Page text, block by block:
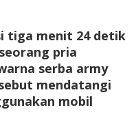
tiga menit 24 detik
pria
serba army
mendatangi
mobil